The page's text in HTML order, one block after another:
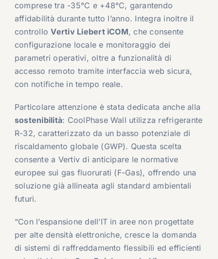
comprese tra -35°C e +48°C, garantendo
affidabilità durante tutto l’anno. Integra inoltre il
controlloVertiv Liebert iCOM, che consente
configurazione locale e monitoraggio dei
parametri operativi, oltre a funzionalità di
accesso remoto tramite interfaccia web sicura,
con notifiche in tempo reale.
Particolare attenzione è stata dedicata anche alla
sostenibilità: CoolPhase Wall utilizza refrigerante
R-32, caratterizzato da un basso potenziale di
riscaldamento globale (GWP). Questa scelta
consente a Vertiv di anticipare le normative
europee sui gas fluorurati (F-Gas), offrendo una
soluzione già allineata agli standard ambientali
futuri.
“Con l’espansione dell’IT in aree non progettate
per alte densità elettroniche, cresce la domanda
di sistemi di raffreddamento flessibili ed efficienti